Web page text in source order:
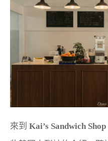
來到 Kai’s Sandwich Shop